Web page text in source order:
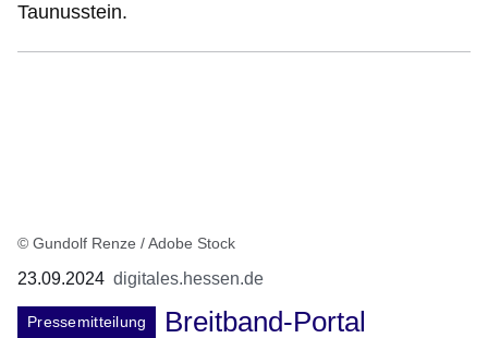
Taunusstein.
© Gundolf Renze / Adobe Stock
23.09.2024 digitales.hessen.de
Pressemitteilung
Breitband-Portal